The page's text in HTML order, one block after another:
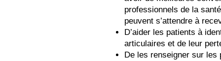
professionnels de la
peuvent s’attendre à
D’aider les patients à
articulaires et de leur
De les renseigner sur les